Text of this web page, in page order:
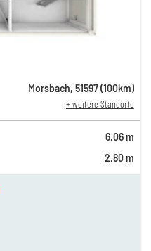
Morsbach, 51597(100km)
+ weitere Standorte
6,06 m
2,80 m